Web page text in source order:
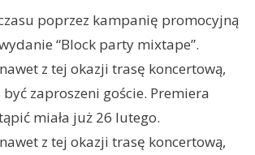
poprzez kampanię promocyjną
“Block party mixtape”.
z tej okazji trasę koncertową,
zaproszeni goście. Premiera
miała już 26 lutego.
z tej okazji trasę koncertową,